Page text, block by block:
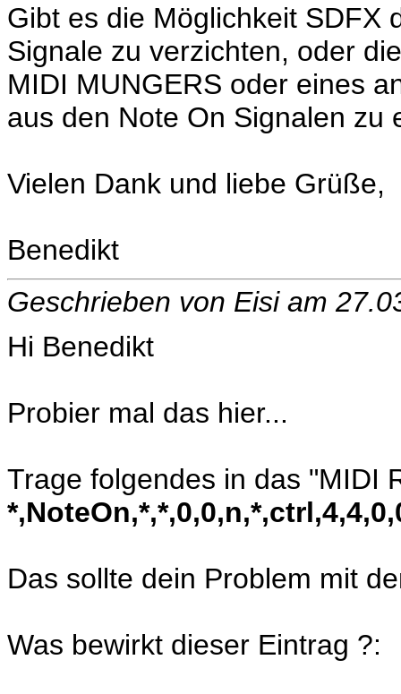
Gibt es die Möglichkeit SDFX
Signale zu verzichten, oder
MIDI MUNGERS oder eines
aus den Note On Signalen zu
Vielen Dank und liebe Grüße,
Benedikt
Geschrieben von Eisi am
Hi Benedikt
Probier mal das hier...
Trage folgendes in das "MIDI
Das sollte dein Problem mit
Was bewirkt dieser Eintrag ?: